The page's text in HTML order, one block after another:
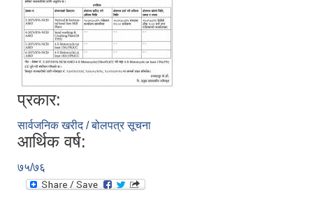
प्रकार:
सार्वजनिक खरीद / बोलपत्र सूचना
आर्थिक वर्ष:
७५/७६